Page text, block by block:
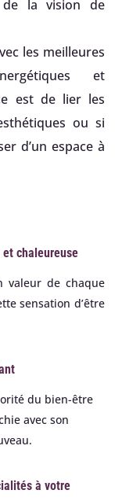
la vision de
les meilleures
et
est de lier les
ou si
d’un espace à
chaleureuse
valeur de chaque
sensation d’être
du bien-être
avec son
à votre